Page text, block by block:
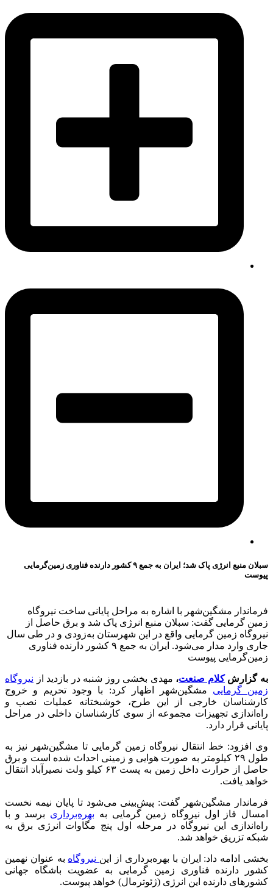
سبلان منبع انرژی پاک شد؛ ایران به جمع ۹ کشور دارنده فناوری زمین‌گرمایی
پیوست
فرماندار مشگین‌شهر با اشاره به مراحل پایانی ساخت نیروگاه
زمین گرمایی گفت: سبلان منبع انرژی پاک شد و برق حاصل از
نیروگاه زمین گرمایی واقع در این شهرستان به‌زودی و در طی سال
جاری وارد مدار می‌شود. ایران به جمع ۹ کشور دارنده فناوری
زمین‌گرمایی پیوست
به گزارشکلام صنعت، مهدی بخشی روز شنبه در بازدید از نیروگاه
زمین گرمایی مشگین‌شهر اظهار کرد: با وجود تحریم و خروج
کارشناسان خارجی از این طرح، خوشبختانه عملیات نصب و
راه‌اندازی تجهیزات مجموعه از سوی کارشناسان داخلی در مراحل
پایانی قرار دارد.
وی افزود: خط انتقال نیروگاه زمین گرمایی تا مشگین‌شهر نیز به
طول ۲۹ کیلومتر به صورت هوایی و زمینی احداث شده است و برق
حاصل از حرارت داخل زمین به پست ۶۳ کیلو ولت نصیرآباد انتقال
خواهد یافت.
فرماندار مشگین‌شهر گفت: پیش‌بینی می‌شود تا پایان نیمه نخست
امسال فاز اول نیروگاه زمین گرمایی به بهره‌برداری برسد و با
راه‌اندازی این نیروگاه در مرحله اول پنج مگاوات انرژی برق به
شبکه تزریق خواهد شد.
بخشی ادامه داد: ایران با بهره‌برداری از این نیروگاه به عنوان نهمین
کشور دارنده فناوری زمین گرمایی به عضویت باشگاه جهانی
کشورهای دارنده این انرژی (ژئوترمال) خواهد پیوست.